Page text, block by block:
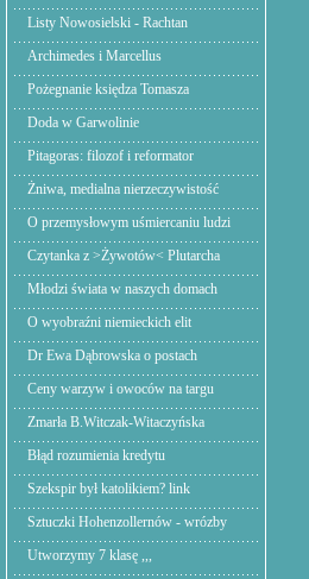
Listy Nowosielski - Rachtan
Archimedes i Marcellus
Pożegnanie księdza Tomasza
Doda w Garwolinie
Pitagoras: filozof i reformator
Żniwa, medialna nierzeczywistość
O przemysłowym uśmiercaniu ludzi
Czytanka z >Żywotów< Plutarcha
Młodzi świata w naszych domach
O wyobraźni niemieckich elit
Dr Ewa Dąbrowska o postach
Ceny warzyw i owoców na targu
Zmarła B.Witczak-Witaczyńska
Błąd rozumienia kredytu
Szekspir był katolikiem? link
Sztuczki Hohenzollernów - wrózby
Utworzymy 7 klasę ,,,